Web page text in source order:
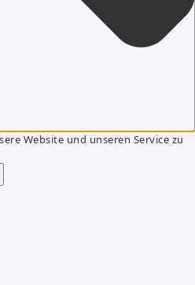
Website und unseren Service zu